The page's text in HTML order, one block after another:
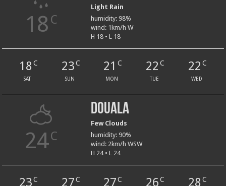
18 C
Light Rain
humidity: 98%
wind: 1km/h W
H 18 • L 18
18 C
SAT
23C
SUN
21 C
MON
22 C
TUE
22 C
WED
24C
Douala
Few Clouds
humidity: 90%
wind: 2km/h WSW
H 24 • L 24
23C 27C 27 C 26 C 28 C